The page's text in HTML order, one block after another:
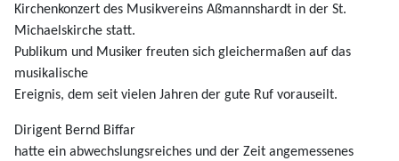
Kirchenkonzert des Musikvereins Aßmannshardt in der St.
Michaelskirche statt.
Publikum und Musiker freuten sich gleichermaßen auf das
musikalische
Ereignis, dem seit vielen Jahren der gute Ruf vorauseilt.
Dirigent Bernd Biffar
hatte ein abwechslungsreiches und der Zeit angemessenes